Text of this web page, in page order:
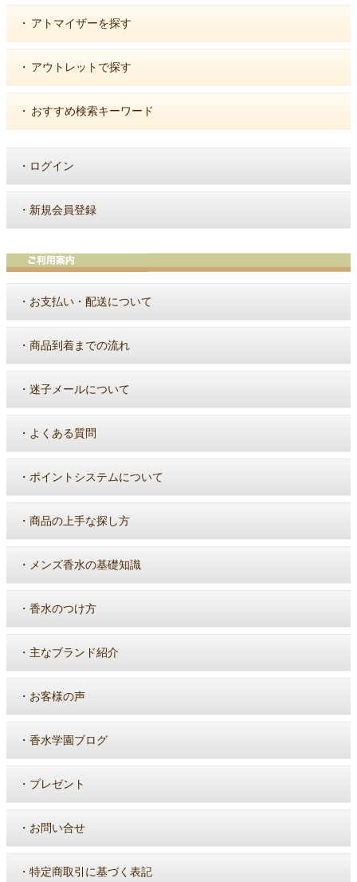
・ アトマイザーを探す
・ アウトレットで探す
・ おすすめ検索キーワード
・ ログイン
・ 新規会員登録
・ お支払い・配送について
・ 商品到着までの流れ
・ 迷子メールについて
・ よくある質問
・ ポイントシステムについて
・ 商品の上手な探し方
・ メンズ香水の基礎知識
・ 香水のつけ方
・ 主なブランド紹介
・ お客様の声
・ 香水学園ブログ
・ プレゼント
・ お問い合せ
・ 特定商取引に基づく表記